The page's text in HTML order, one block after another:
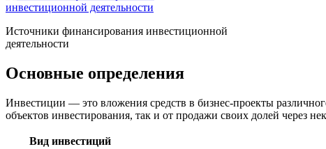
Источники финансирования инвестиционной
деятельности
Основные определения
Инвестиции — это вложения средств в бизнес-проекты
объектов инвестирования, так и от продажи своих долей через
Вид инвестиций